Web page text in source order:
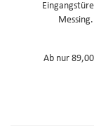
Ab nur 89,00